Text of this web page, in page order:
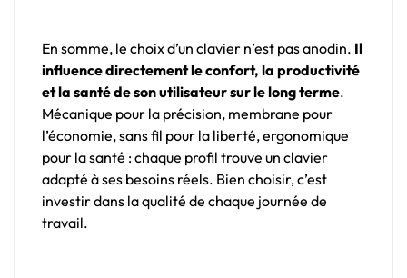
En somme, le choix d’un clavier n’est pas anodin. Il
influence directement le confort, la productivité
et la santé de son utilisateur sur le long terme.
Mécanique pour la précision, membrane pour
l’économie, sans fil pour la liberté, ergonomique
pour la santé : chaque profil trouve un clavier
adapté à ses besoins réels. Bien choisir, c’est
investir dans la qualité de chaque journée de
travail.